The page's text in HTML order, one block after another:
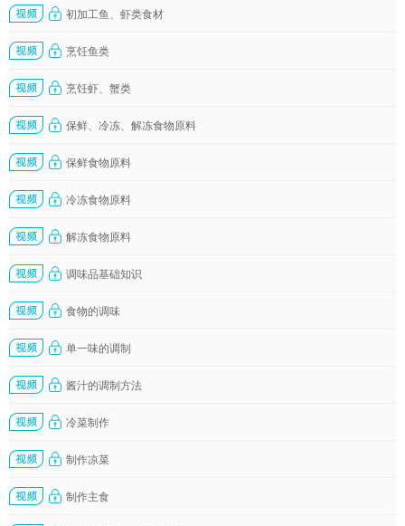
初加工鱼、虾类食材
烹饪鱼类
烹饪虾、蟹类
保鲜、冷冻、解冻食物原料
保鲜食物原料
冷冻食物原料
解冻食物原料
调味品基础知识
食物的调味
单一味的调制
酱汁的调制方法
冷菜制作
制作凉菜
制作主食